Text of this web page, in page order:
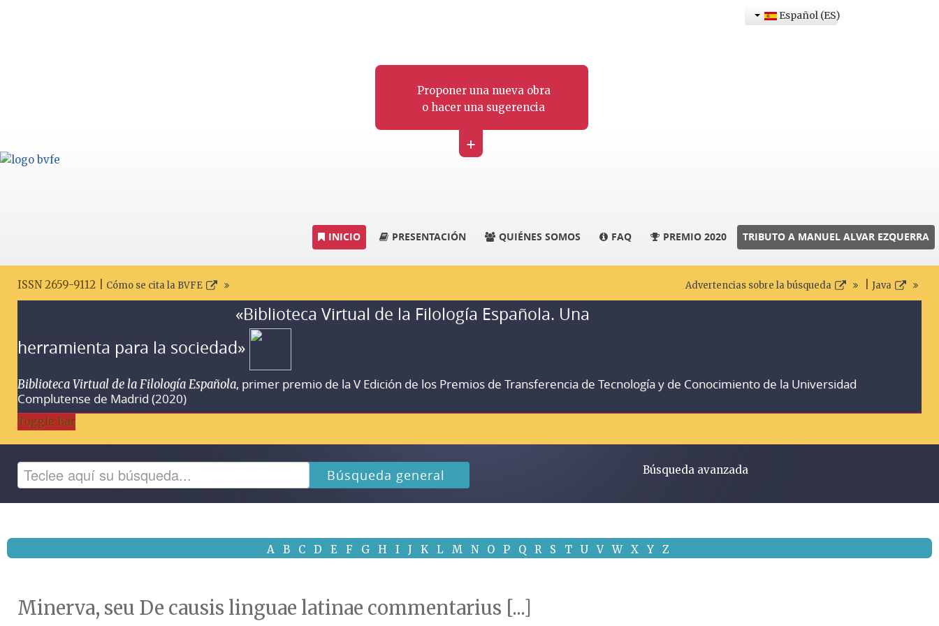
Proponer una nueva obra
o hacer una sugerencia
+
Español (ES)
INICIO PRESENTACIÓN QUIÉNES SOMOS FAQ PREMIO 2020 TRIBUTO A MANUEL ALVAR EZQUERRA
ISSN 2659-9112 | Cómo se cita la BVFE Advertencias sobre la búsqueda Java
«Biblioteca Virtual de la Filología Española. Una
herramienta para la sociedad»
Biblioteca Virtual de la Filología Española, primer premio de la V Edición de los Premios de Transferencia de Tecnología y de Conocimiento de la Universidad
Complutense de Madrid (2020)
Toggle Bar
Búsqueda general Búsqueda avanzada
A B C D E F G H I J K L M N O P Q R S T U V W X Y Z
Minerva, seu De causis linguae latinae commentarius [...]